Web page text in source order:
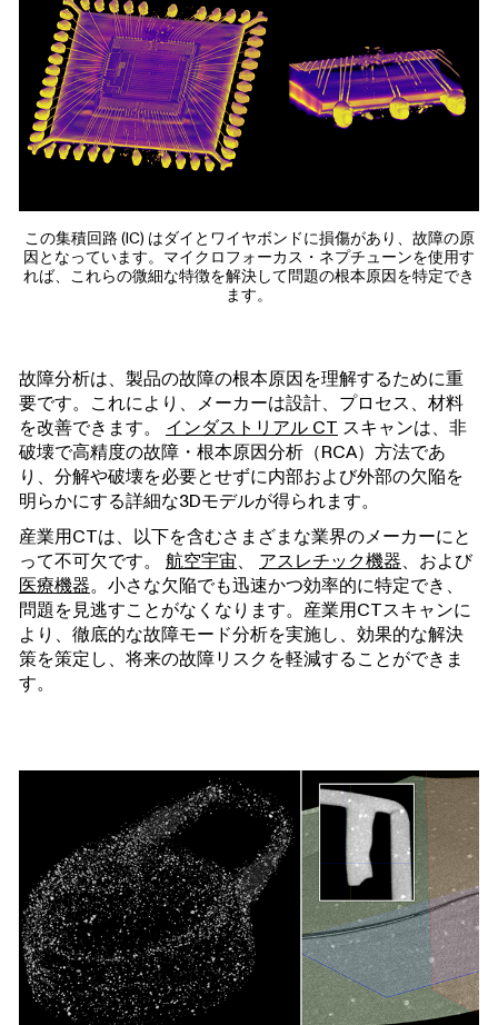
故障分析は、製品の故障の根本原因を理解するために重
要です。これにより、メーカーは設計、プロセス、材料
を改善できます。 インダストリアル CT スキャンは、非
破壊で高精度の故障・根本原因分析（RCA）方法であ
り、分解や破壊を必要とせずに内部および外部の欠陥を
明らかにする詳細な3Dモデルが得られます。
産業用CTは、以下を含むさまざまな業界のメーカーにと
って不可欠です。 航空宇宙、 アスレチック機器、および
医療機器。小さな欠陥でも迅速かつ効率的に特定でき、
問題を見逃すことがなくなります。産業用CTスキャンに
より、徹底的な故障モード分析を実施し、効果的な解決
策を策定し、将来の故障リスクを軽減することができま
す。
この集積回路 (IC) はダイとワイヤボンドに損傷があり、故障の原
因となっています。マイクロフォーカス・ネプチューンを使用す
れば、これらの微細な特徴を解決して問題の根本原因を特定でき
ます。